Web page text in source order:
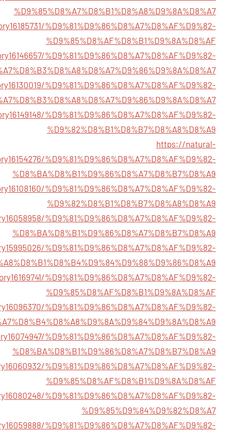
%D9%85%D8%A7%D8%B1%D8%A8%D9%8A%D8%A7
%D9%81%D9%86%D8%A7%D8%AF%D9%82-
%D9%85%D8%AF%D8%B1%D9%8A%D8%AF
%D9%81%D9%86%D8%A7%D8%AF%D9%82-
%D9%81%D9%86%D8%A7%D8%AF%D9%82-
%D9%81%D9%86%D8%A7%D8%AF%D9%82-
%D9%82%D8%B1%D8%B7%D8%A8%D8%A9
https://natural-
%D9%81%D9%86%D8%A7%D8%AF%D9%82-
%D8%BA%D8%B1%D9%86%D8%A7%D8%B7%D8%A9
%D9%81%D9%86%D8%A7%D8%AF%D9%82-
%D9%82%D8%B1%D8%B7%D8%A8%D8%A9
%D9%81%D9%86%D8%A7%D8%AF%D9%82-
%D8%BA%D8%B1%D9%86%D8%A7%D8%B7%D8%A9
%D9%81%D9%86%D8%A7%D8%AF%D9%82-
%D9%81%D9%86%D8%A7%D8%AF%D9%82-
%D9%85%D8%AF%D8%B1%D9%8A%D8%AF
%D9%81%D9%86%D8%A7%D8%AF%D9%82-
%D9%81%D9%86%D8%A7%D8%AF%D9%82-
%D8%BA%D8%B1%D9%86%D8%A7%D8%B7%D8%A9
%D9%81%D9%86%D8%A7%D8%AF%D9%82-
%D9%85%D8%AF%D8%B1%D9%8A%D8%AF
%D9%81%D9%86%D8%A7%D8%AF%D9%82-
%D9%85%D9%84%D9%82%D8%A7
%D9%81%D9%86%D8%A7%D8%AF%D9%82-